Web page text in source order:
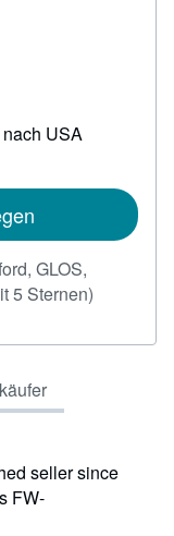
USA
GLOS,
5 Sternen)
von
seller since
FW-